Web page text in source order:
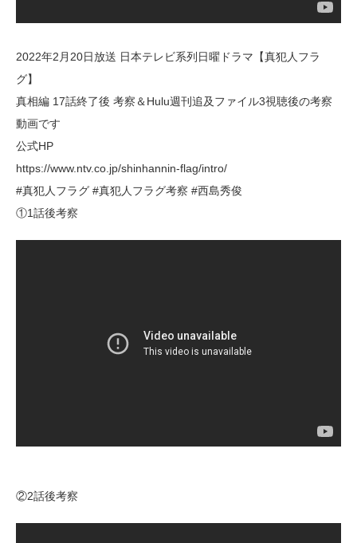
2022年2月20日放送 日本テレビ系列日曜ドラマ【真犯人フラ
グ】
真相編 17話終了後 考察＆Hulu週刊追及ファイル3視聴後の考察
動画です
公式HP
https://www.ntv.co.jp/shinhannin-flag/intro/
#真犯人フラグ #真犯人フラグ考察 #西島秀俊
①1話後考察
②2話後考察